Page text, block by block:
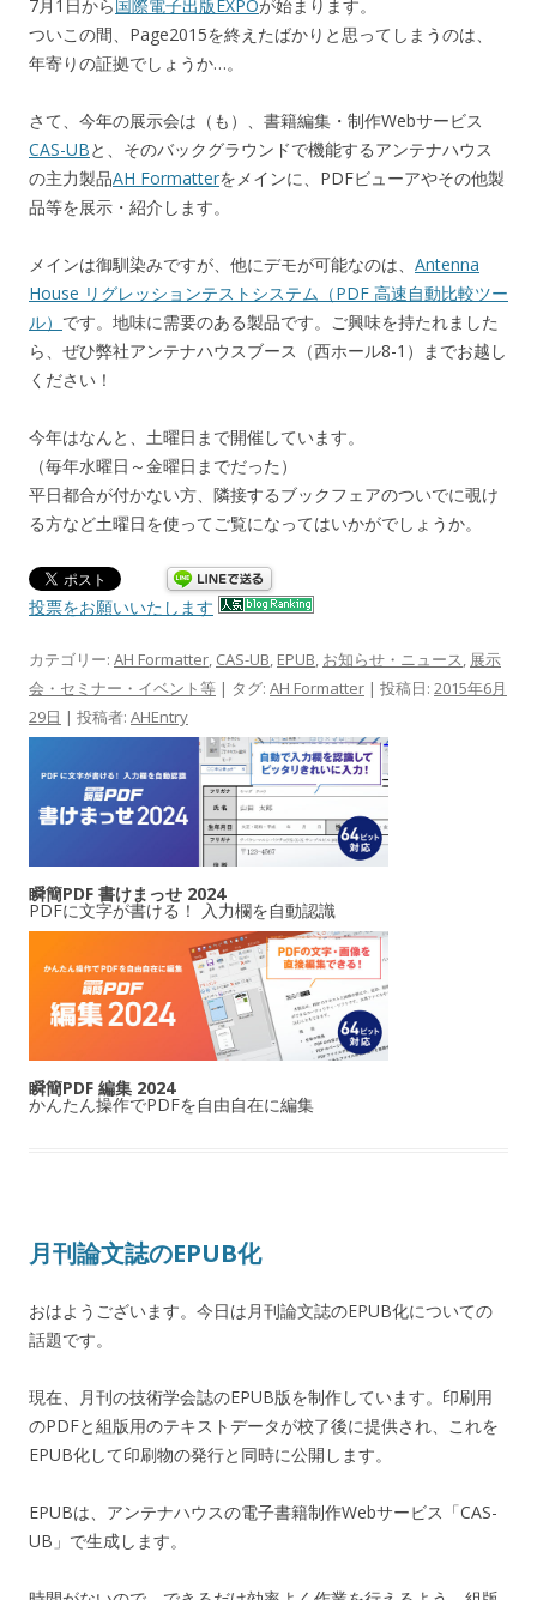
7月1日から国際電子出版EXPOが始まります。
ついこの間、Page2015を終えたばかりと思ってしまうのは、
年寄りの証拠でしょうか…。
さて、今年の展示会は（も）、書籍編集・制作Webサービス
CAS-UBと、そのバックグラウンドで機能するアンテナハウス
の主力製品AH Formatterをメインに、PDFビューアやその他製
品等を展示・紹介します。
メインは御馴染みですが、他にデモが可能なのは、 Antenna
House リグレッションテストシステム（PDF 高速自動比較ツー
ル） です。地味に需要のある製品です。ご興味を持たれました
ら、ぜひ弊社アンテナハウスブース（西ホール8-1）までお越し
ください！
今年はなんと、土曜日まで開催しています。
（毎年水曜日～金曜日までだった）
平日都合が付かない方、隣接するブックフェアのついでに覗け
る方など土曜日を使ってご覧になってはいかがでしょうか。
投票をお願いいたします
カテゴリー: AH Formatter, CAS-UB, EPUB, お知らせ・ニュース, 展示
会・セミナー・イベント等 | タグ: AH Formatter | 投稿日: 2015年6月
29日 | 投稿者: AHEntry
瞬簡PDF 書けまっせ 2024
PDFに文字が書ける！ 入力欄を自動認識
瞬簡PDF 編集 2024
かんたん操作でPDFを自由自在に編集
月刊論文誌のEPUB化
おはようございます。今日は月刊論文誌のEPUB化についての
話題です。
現在、月刊の技術学会誌のEPUB版を制作しています。印刷用
のPDFと組版用のテキストデータが校了後に提供され、これを
EPUB化して印刷物の発行と同時に公開します。
EPUBは、アンテナハウスの電子書籍制作Webサービス「CAS-
UB」で生成します。